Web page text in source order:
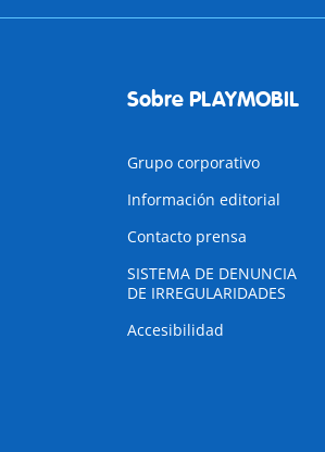
Sobre PLAYMOBIL
Grupo corporativo
Información editorial
Contacto prensa
SISTEMA DE DENUNCIA
DE IRREGULARIDADES
Accesibilidad